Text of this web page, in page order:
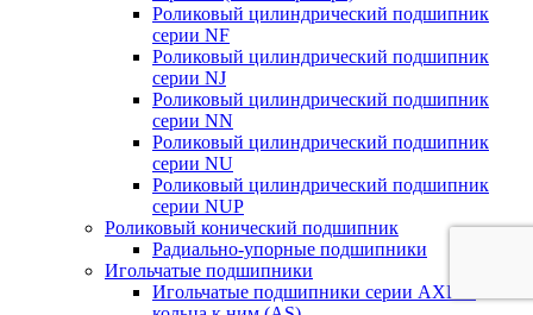
Роликовый цилиндрический подшипник
серии NF
Роликовый цилиндрический подшипник
серии NJ
Роликовый цилиндрический подшипник
серии NN
Роликовый цилиндрический подшипник
серии NU
Роликовый цилиндрический подшипник
серии NUP
Роликовый конический подшипник
Радиально-упорные подшипники
Игольчатые подшипники
Игольчатые подшипники серии AXK и